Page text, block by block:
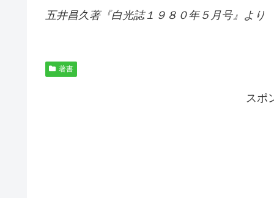
五井昌久著『白光誌１９８０年５月号』より
著書
スポ